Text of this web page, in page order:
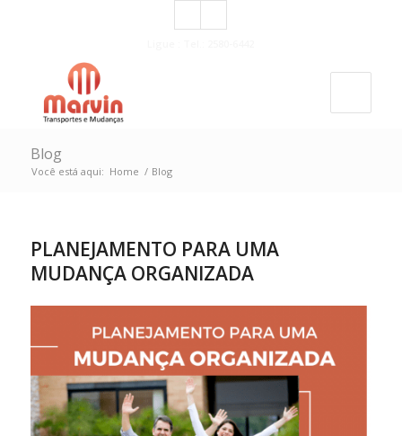
Blog
Você está aqui: Home / Blog
PLANEJAMENTO PARA UMA
MUDANÇA ORGANIZADA